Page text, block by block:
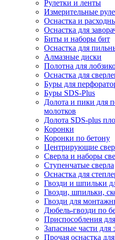
Рулетки и ленты
Измерительные
Оснастка и
Оснастка для
Биты и наборы бит
Оснастка для
Алмазные диски
Полотна для
Оснастка для
Буры для
Буры SDS-Plus
Долота и пики для
молотков
Долота SDS-plus
Коронки
Коронки по бетону
Центрирующие
Сверла и наборы
Ступенчатые сверла
Оснастка для
Гвозди и шпильки
Гвозди, шпильки,
Гвозди для
Дюбель-гвозди по
Приспособления
Запасные части для
Прочая оснастка